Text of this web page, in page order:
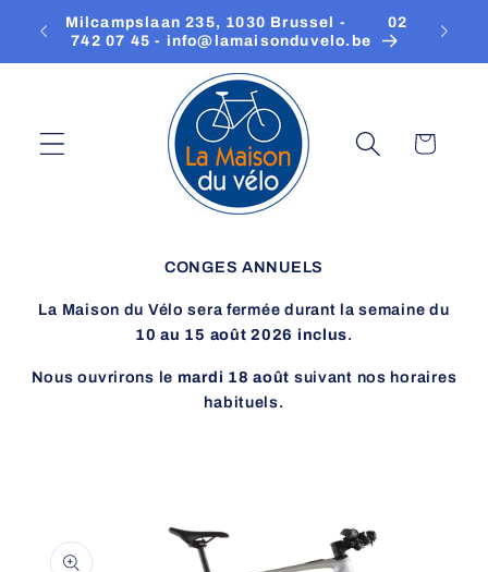
naar de
content
Milcampslaan 235, 1030 Brussel - ‎ ‎ ‎ ‎ ‎ ‎ ‎ ‎ 02
742 07 45 - info@lamaisonduvelo.be
Winkelwagen
CONGES ANNUELS
La Maison du Vélo sera fermée durant la semaine du
10 au 15 août 2026 inclus.
Nous ouvrirons le mardi 18 août suivant nos horaires
habituels.
direct naar